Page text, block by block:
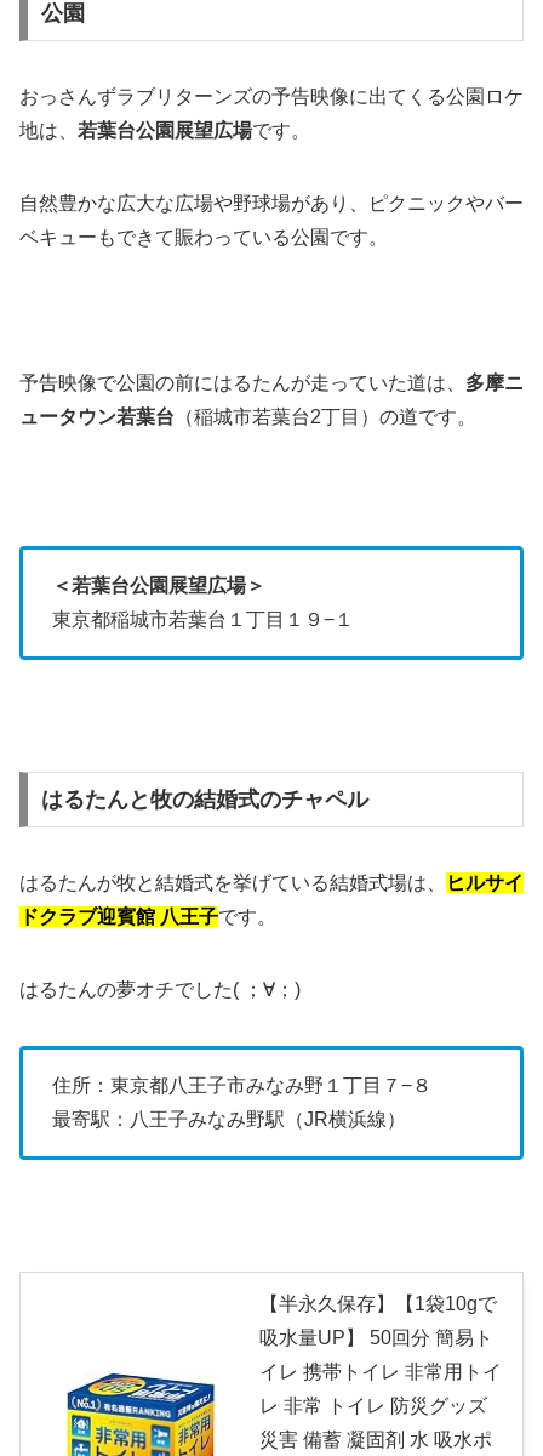
公園
おっさんずラブリターンズの予告映像に出てくる公園ロケ
地は、 若葉台公園展望広場です。
自然豊かな広大な広場や野球場があり、ピクニックやバー
ベキューもできて賑わっている公園です。
予告映像で公園の前にはるたんが走っていた道は、 多摩ニ
ュータウン若葉台 （稲城市若葉台2丁目）の道です。
＜若葉台公園展望広場＞
東京都稲城市若葉台１丁目１９−１
はるたんと牧の結婚式のチャペル
はるたんが牧と結婚式を挙げている結婚式場は、
ヒルサイ
ドクラブ迎賓館 八王子です。
はるたんの夢オチでした( ；∀；)
住所：東京都八王子市みなみ野１丁目７−８
最寄駅：八王子みなみ野駅（JR横浜線）
【半永久保存】【1袋10gで
吸水量UP】 50回分 簡易ト
イレ 携帯トイレ 非常用トイ
レ 非常 トイレ 防災グッズ
災害 備蓄 凝固剤 水 吸水ポ